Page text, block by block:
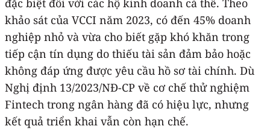
khảo sát của VCCI năm 2023, có đến 45% doanh
nghiệp nhỏ và vừa cho biết gặp khó khăn trong
tiếp cận tín dụng do thiếu tài sản đảm bảo hoặc
không đáp ứng được yêu cầu hồ sơ tài chính. Dù
Nghị định 13/2023/NĐ-CP về cơ chế thử nghiệm
Fintech trong ngân hàng đã có hiệu lực, nhưng
kết quả triển khai vẫn còn hạn chế.